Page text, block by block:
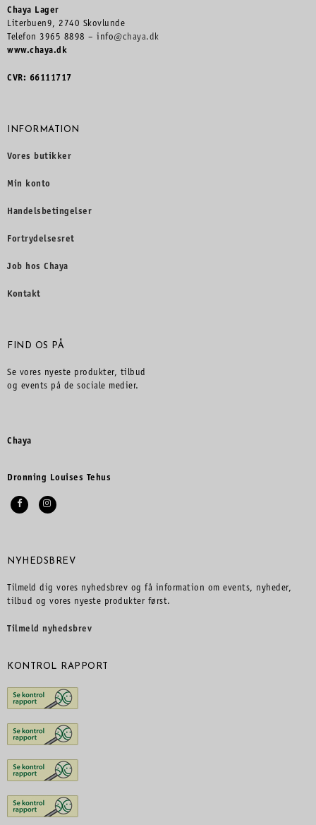
Chaya Lager
Literbuen9, 2740 Skovlunde
Telefon 3965 8898 – info@chaya.dk
www.chaya.dk
CVR: 66111717
INFORMATION
Vores butikker
Min konto
Handelsbetingelser
Fortrydelsesret
Job hos Chaya
Kontakt
FIND OS PÅ
Se vores nyeste produkter, tilbud
og events på de sociale medier.
Chaya
Dronning Louises Tehus
NYHEDSBREV
Tilmeld dig vores nyhedsbrev og få information om events, nyheder,
tilbud og vores nyeste produkter først.
Tilmeld nyhedsbrev
KONTROL RAPPORT